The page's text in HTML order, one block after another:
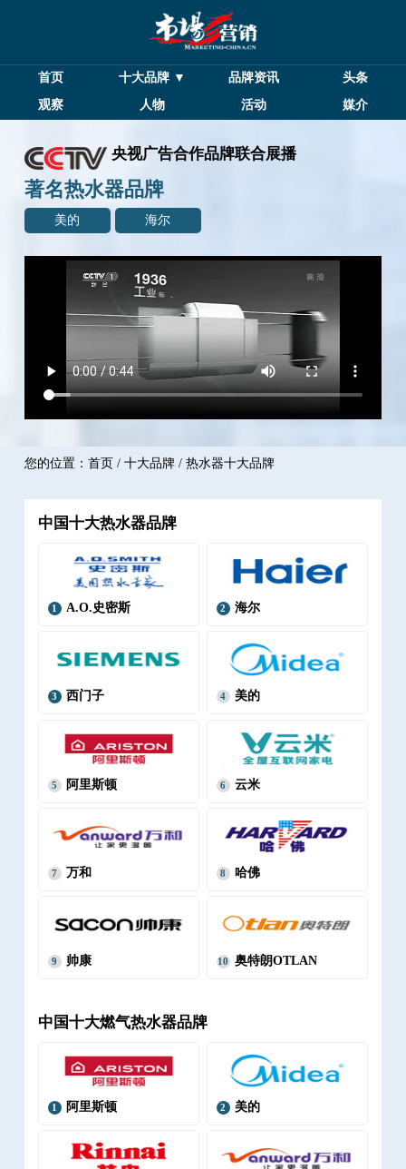
首页 十大品牌 ▼ 品牌资讯
头条
观察
人物 活动 媒介
央视广告合作品牌联合展播
著名热水器品牌
美的 海尔
您的位置： 首页/ 十大品牌/ 热水器十大品牌
中国十大热水器品牌
1 A.O.史密斯 2 海尔
3 西门子 4 美的
5 阿里斯顿 6 云米
7 万和 8 哈佛
9 帅康 10 奥特朗OTLAN
中国十大燃气热水器品牌
1 阿里斯顿 2 美的